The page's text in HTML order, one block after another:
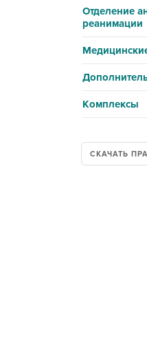
Отделение
реанимации
Комплексы
СКАЧАТЬ